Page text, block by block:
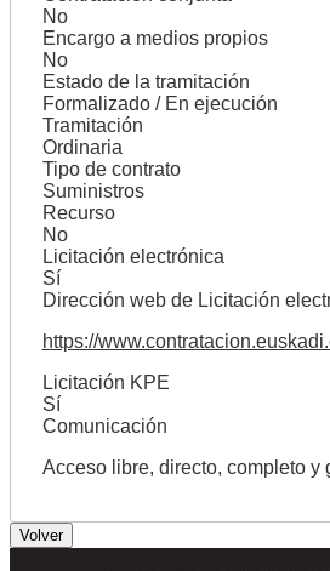
No
Encargo a medios propios
No
Estado de la tramitación
Formalizado / En ejecución
Tramitación
Ordinaria
Tipo de contrato
Suministros
Recurso
No
Licitación electrónica
Sí
Dirección web de Licitación
https://
Licitación KPE
Sí
Comunicación
Acceso libre, directo, completo y